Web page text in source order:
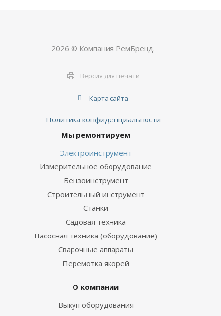
2026 © Компания РемБренд.
Версия для печати
Карта сайта
Политика конфиденциальности
Мы ремонтируем
Электроинструмент
Измерительное оборудование
Бензоинструмент
Строительный инструмент
Станки
Садовая техника
Насосная техника (оборудование)
Сварочные аппараты
Перемотка якорей
О компании
Выкуп оборудования